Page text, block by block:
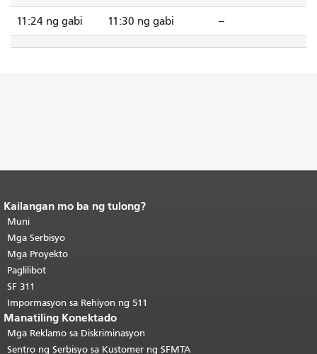
11:24 ng gabi 11:30 ng gabi --
Katapusan ng nilalaman ng
pahina.
pahinang ito ay nauulit sa bawat
pahina.Bumalik sa tuktok ng
pangunahing nilalaman
Kailangan mo ba ng tulong?
Muni
Mga Serbisyo
Mga Proyekto
Paglilibot
SF 311
Impormasyon sa Rehiyon ng 511
Manatiling Konektado
Mga Reklamo sa Diskriminasyon
Sentro ng Serbisyo sa Kustomer ng SFMTA